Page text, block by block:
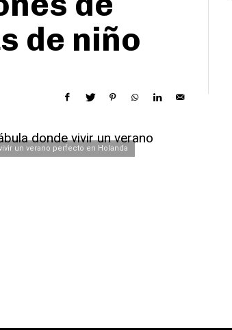
de niño
un verano perfecto en Holanda